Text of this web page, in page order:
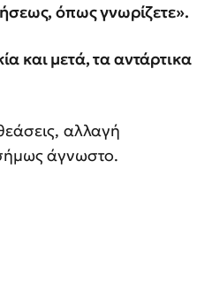
όπως γνωρίζετε».
και μετά, τα αντάρτικα
αλλαγή
άγνωστο.